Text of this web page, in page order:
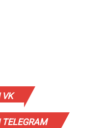
VK
TELEGRAM